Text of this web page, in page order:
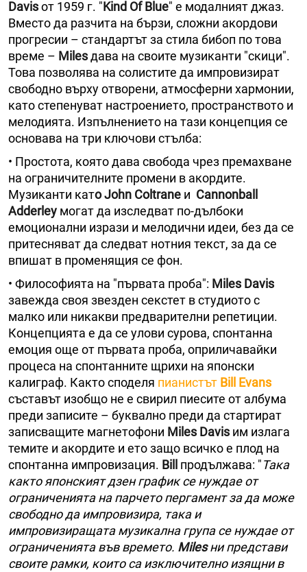
Davisот 1959 г. "Kind Of Blue" е модалният джаз.
Вместо да разчита на бързи, сложни акордови
прогресии – стандартът за стила бибоп по това
време – Milesдава на своите музиканти "скици".
Това позволява на солистите да импровизират
свободно върху отворени, атмосферни хармонии,
като степенуват настроението, пространството и
мелодията. Изпълнението на тази концепция се
основава на три ключови стълба:
• Простота, която дава свобода чрез премахване
на ограничителните промени в акордите.
Музиканти като John Coltrane и Cannonball
Adderley могат да изследват по-дълбоки
емоционални изрази и мелодични идеи, без да се
притесняват да следват нотния текст, за да се
впишат в променящия се фон.
• Философията на "първата проба": Miles Davis
завежда своя звезден секстет в студиото с
малко или никакви предварителни репетиции.
Концепцията е да се улови сурова, спонтанна
емоция още от първата проба, оприличавайки
процеса на спонтанните щрихи на японски
калиграф. Както споделя пианистът Bill Evans
съставът изобщо не е свирил пиесите от албума
преди записите – буквално преди да стартират
записващите магнетофони Miles Davis им излага
темите и акордите и ето защо всичко е плод на
спонтанна импровизация. Bill продължава: "Така
както японският дзен график се нуждае от
ограниченията на парчето пергамент за да може
свободно да импровизира, така и
импровизиращата музикална група се нуждае от
ограниченията във времето. Milesни представи
своите рамки, които са изключително изящни в